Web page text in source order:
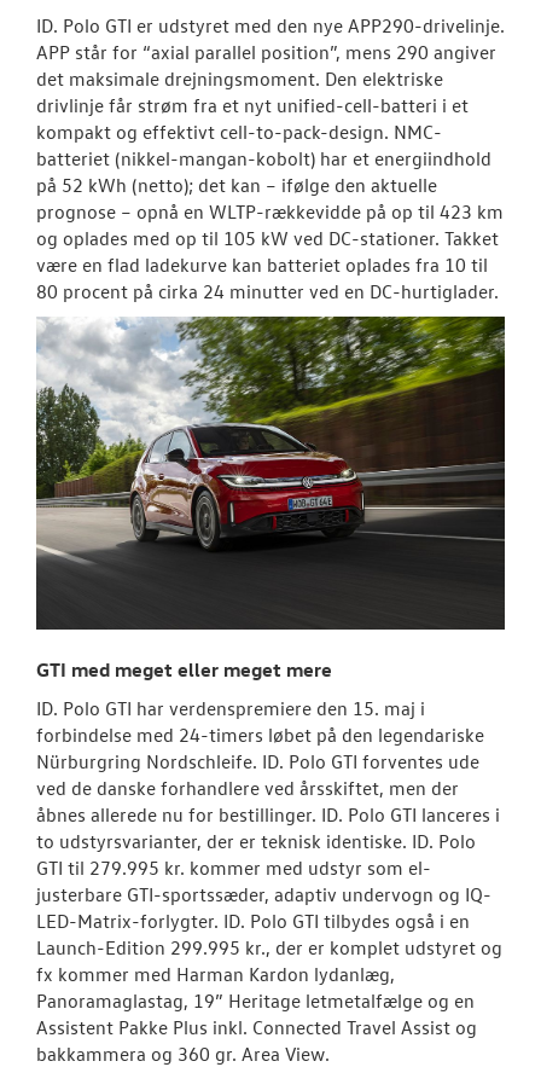
ID. Polo GTI er udstyret med den nye APP290-drivelinje.
APP står for “axial parallel position”, mens 290 angiver
det maksimale drejningsmoment. Den elektriske
drivlinje får strøm fra et nyt unified-cell-batteri i et
kompakt og effektivt cell-to-pack-design. NMC-
batteriet (nikkel-mangan-kobolt) har et energiindhold
på 52 kWh (netto); det kan – ifølge den aktuelle
prognose – opnå en WLTP-rækkevidde på op til 423 km
og oplades med op til 105 kW ved DC-stationer. Takket
være en flad ladekurve kan batteriet oplades fra 10 til
80 procent på cirka 24 minutter ved en DC-hurtiglader.
GTI med meget eller meget mere
ID. Polo GTI har verdenspremiere den 15. maj i
forbindelse med 24-timers løbet på den legendariske
Nürburgring Nordschleife. ID. Polo GTI forventes ude
ved de danske forhandlere ved årsskiftet, men der
åbnes allerede nu for bestillinger. ID. Polo GTI lanceres i
to udstyrsvarianter, der er teknisk identiske. ID. Polo
GTI til 279.995 kr. kommer med udstyr som el-
justerbare GTI-sportssæder, adaptiv undervogn og IQ-
LED-Matrix-forlygter. ID. Polo GTI tilbydes også i en
Launch-Edition 299.995 kr., der er komplet udstyret og
fx kommer med Harman Kardon lydanlæg,
Panoramaglastag, 19” Heritage letmetalfælge og en
Assistent Pakke Plus inkl. Connected Travel Assist og
bakkammera og 360 gr. Area View.